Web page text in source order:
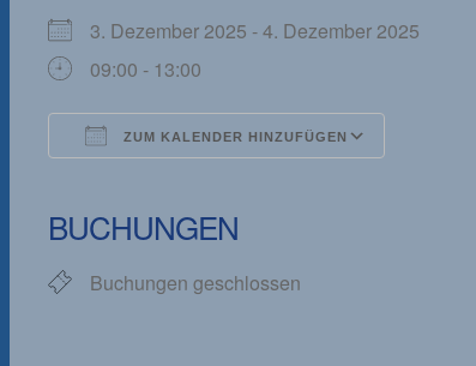
3. Dezember 2025 - 4. Dezember 2025
09:00 - 13:00
ZUM KALENDER HINZUFÜGEN
BUCHUNGEN
Buchungen geschlossen